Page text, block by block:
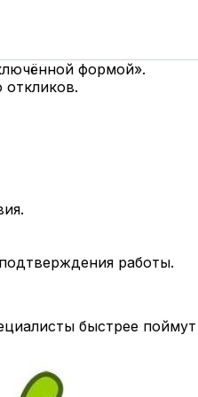
формой».
работы.
быстрее